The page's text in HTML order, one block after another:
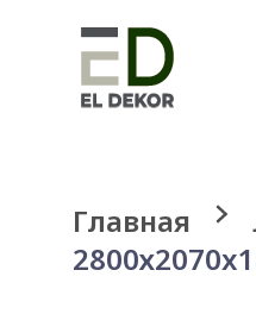
Главная